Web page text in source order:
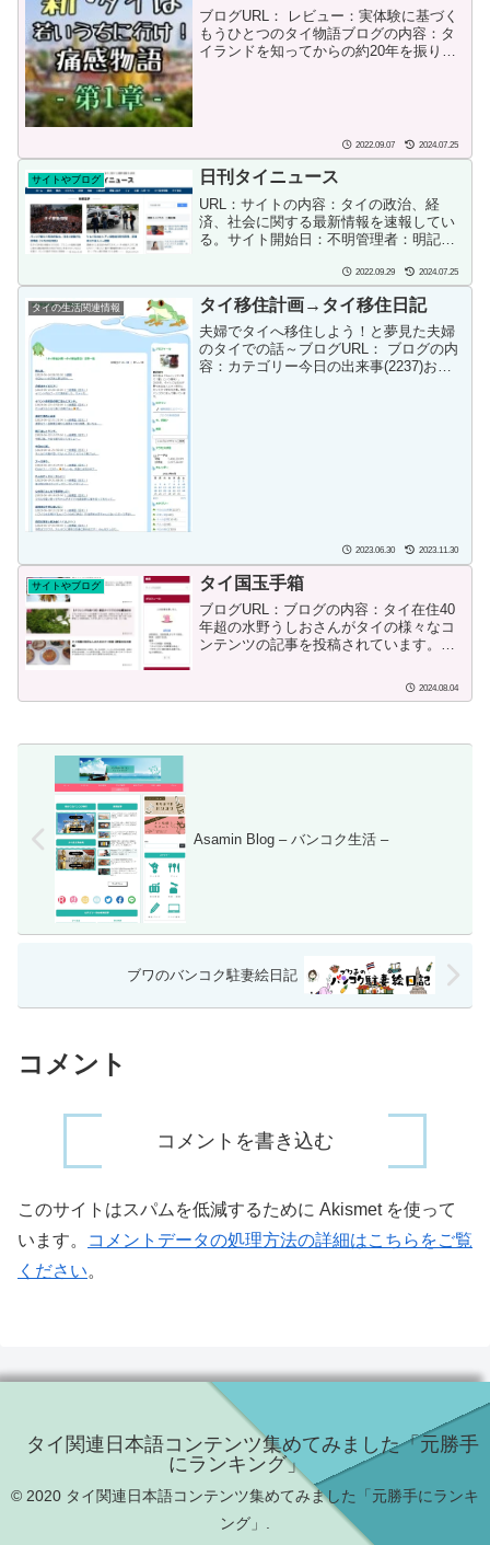
ブログURL： レビュー：実体験に基づく
もうひとつのタイ物語ブログの内容：タ
イランドを知ってからの約20年を振り返
2022.09.07 2024.07.25
サイトやブログ 日刊タイニュース
URL：サイトの内容：タイの政治、経
済、社会に関する最新情報を速報してい
る。サイト開始日：不明管理者：明記さ
2022.09.29 2024.07.25
タイの生活関連情報 タイ移住計画→タイ移住日記
夫婦でタイへ移住しよう！と夢見た夫婦
のタイでの話～ブログURL： ブログの内
容：カテゴリー今日の出来事(2237)お買
2023.06.30 2023.11.30
サイトやブログ タイ国玉手箱
ブログURL：ブログの内容：タイ在住40
年超の水野うしおさんがタイの様々なコ
ンテンツの記事を投稿されています。ブ
者の情報：ushiom20代前半、1982年頃よ
りタイ在住。執筆、出版で生活。著書...
2024.08.04
Asamin Blog – バンコク生活 –
ブワのバンコク駐妻絵日記
コメント
コメントを書き込む
このサイトはスパムを低減するために Akismet を使って
います。
コメントデータの処理方法の詳細はこちらをご覧
ください。
タイ関連日本語コンテンツ集めてみました「元勝手
にランキング」
© 2020 タイ関連日本語コンテンツ集めてみました「元勝手にランキ
ング」.